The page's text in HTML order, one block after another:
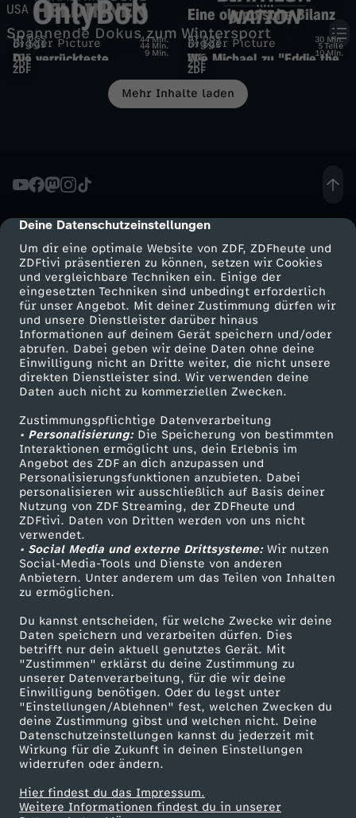
cmp-dialog-description
Deine Datenschutzeinstellungen
Um dir eine optimale Website von ZDF, ZDFheute und
ZDFtivi präsentieren zu können, setzen wir Cookies
und vergleichbare Techniken ein. Einige der
eingesetzten Techniken sind unbedingt erforderlich
für unser Angebot. Mit deiner Zustimmung dürfen wir
und unsere Dienstleister darüber hinaus
Informationen auf deinem Gerät speichern und/oder
abrufen. Dabei geben wir deine Daten ohne deine
Einwilligung nicht an Dritte weiter, die nicht unsere
direkten Dienstleister sind. Wir verwenden deine
Daten auch nicht zu kommerziellen Zwecken.
Zustimmungspflichtige Datenverarbeitung
• Personalisierung:Die Speicherung von bestimmten
Interaktionen ermöglicht uns, dein Erlebnis im
Angebot des ZDF an dich anzupassen und
Personalisierungsfunktionen anzubieten. Dabei
personalisieren wir ausschließlich auf Basis deiner
Nutzung von ZDF Streaming, der ZDFheute und
ZDFtivi. Daten von Dritten werden von uns nicht
verwendet.
• Social Media und externe Drittsysteme:Wir nutzen
Social-Media-Tools und Dienste von anderen
Anbietern. Unter anderem um das Teilen von Inhalten
zu ermöglichen.
Du kannst entscheiden, für welche Zwecke wir deine
Daten speichern und verarbeiten dürfen. Dies
betrifft nur dein aktuell genutztes Gerät. Mit
"Zustimmen" erklärst du deine Zustimmung zu
unserer Datenverarbeitung, für die wir deine
Einwilligung benötigen. Oder du legst unter
"Einstellungen/Ablehnen" fest, welchen Zwecken du
deine Zustimmung gibst und welchen nicht. Deine
Datenschutzeinstellungen kannst du jederzeit mit
Wirkung für die Zukunft in deinen Einstellungen
widerrufen oder ändern.
Hier findest du das Impressum.
Weitere Informationen findest du in unserer
USA
Spannende Dokus zum Wintersport
P
a
l
y
m
p
i
s
c
h
e
H
e
l
d
i
n
n
e
ZDF
UT DGS 44 Min.
Eine olympische Bilanz
ZDF
UT DGS 30 Min.
O
B
o
b
-
M
e
i
n
K
ö
r
p
e
r
.
M
ZDF
UT DGS 44 Min.
B
i
l
o
n
N
a
t
i
o
n
-
E
i
n
T
ZDF
UT DGS 5 Teile
Bigger Picture
Die verrückteste
Wintersport-Geschichte
ZDF
9 Min.
Bigger Picture
Wie Michael zu "Eddie the
Eagle" wurde
ZDF
10 Min.
Mehr Inhalte laden
Mehr ZDF
ZDF-Apps
Smart TV
ZDFtext
Livestreams
Sendungen A-Z
TV-Programm
Service
ZDFmitreden
Kontakt zum ZDF
Tickets
Zuschauerservice
Hilfe
ZDF Unternehmen
Karriere
ZDF goes Schule
Werbefernsehen
Mainzelmännchen
Partner